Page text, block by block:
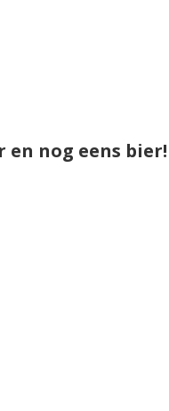
en nog eens bier!